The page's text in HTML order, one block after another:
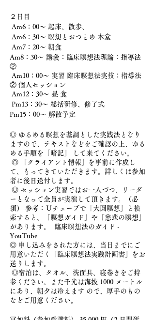
２日目
Am6：00〜 起床、散歩、
Am6：30〜 瞑想とおつとめ 本堂
Am7：20～ 朝食
Am8：30〜 講義：臨床瞑想法理論：指導法
②
Am10：00〜 実習 臨床瞑想法実技：指導法
② 個人セッション
Am12：30～ 昼 食
Pm13：30～ 総括研修、修了式
Pm15：00～ 解散予定
◎ ゆるめる瞑想を基調とした実践法となり
ますので、テキストなどをご確認の上、ゆる
める手順を「暗記」 して来てください。
◎ 「クライアント情報」を事前に作成し
て、もってきていただきます。詳しくは参加
者に後日送付します。
◎ セッション実習ではお一人づつ、リーダ
ーとなって全員が実演して頂きます。（必
須） 参考：Ｕチューブで「大圓瞑想」と検
索すると、「瞑想ガイド」や「慈悲の瞑想」
があります。 臨床瞑想法のガイド -
YouTube
◎ 申し込みをされた方には、当日までにご
用意いただく「臨床瞑想法実践計画書」をお
送りします。
◎宿泊は、タオル、洗面具、寝巻きをご持
参ください。また千光は海抜 1000 メートル
にあり、朝夕は冷えます ので、厚手のもの
などご用意ください。